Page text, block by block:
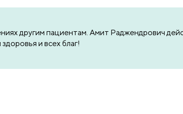
другим пациентам. Амит Раджендрович
и всех благ!